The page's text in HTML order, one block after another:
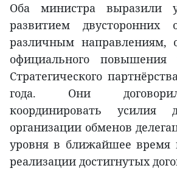
Оба министра выразили
развитием двусторонних
различным направлениям,
официального
Стратегического
года. Они
координировать усилия
организации обменов
уровня в ближайшее время
реализации достигнутых